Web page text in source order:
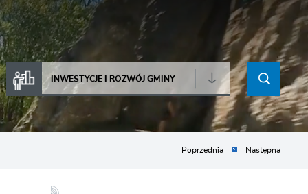
INWESTYCJE I ROZWÓJ GMINY
Poprzednia Następna